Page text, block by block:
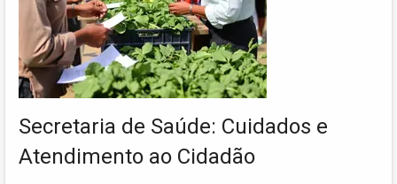
Secretaria de Saúde: Cuidados e
Atendimento ao Cidadão